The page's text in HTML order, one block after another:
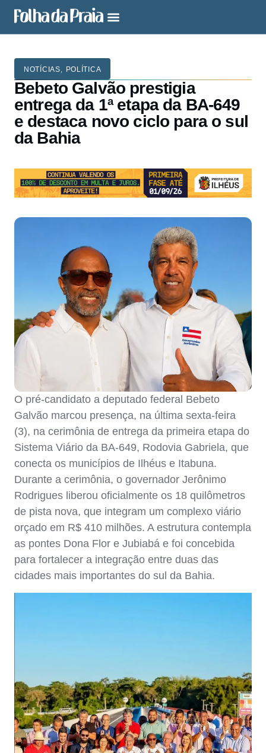
NOTÍCIAS POLÍTICA
Bebeto Galvão prestigia
entrega da 1ª etapa da BA-649
e destaca novo ciclo para o sul
da Bahia
O pré-candidato a deputado federal Bebeto
Galvão marcou presença, na última sexta-feira
(3), na cerimônia de entrega da primeira etapa do
Sistema Viário da BA-649, Rodovia Gabriela, que
conecta os municípios de Ilhéus e Itabuna.
Durante a cerimônia, o governador Jerônimo
Rodrigues liberou oficialmente os 18 quilômetros
de pista nova, que integram um complexo viário
orçado em R$ 410 milhões. A estrutura contempla
as pontes Dona Flor e Jubiabá e foi concebida
para fortalecer a integração entre duas das
cidades mais importantes do sul da Bahia.